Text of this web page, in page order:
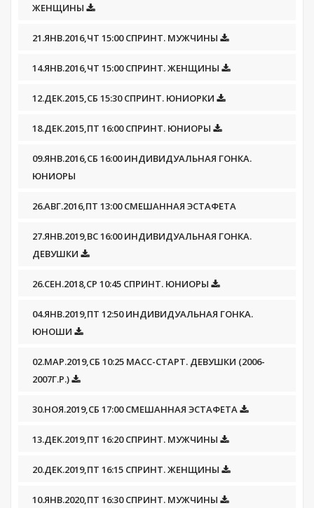
ЖЕНЩИНЫ
21.ЯНВ.2016,ЧТ 15:00 СПРИНТ. МУЖЧИНЫ
14.ЯНВ.2016,ЧТ 15:00 СПРИНТ. ЖЕНЩИНЫ
12.ДЕК.2015,СБ 15:30 СПРИНТ. ЮНИОРКИ
18.ДЕК.2015,ПТ 16:00 СПРИНТ. ЮНИОРЫ
09.ЯНВ.2016,СБ 16:00 ИНДИВИДУАЛЬНАЯ ГОНКА.
ЮНИОРЫ
26.АВГ.2016,ПТ 13:00 СМЕШАННАЯ ЭСТАФЕТА
27.ЯНВ.2019,ВС 16:00 ИНДИВИДУАЛЬНАЯ ГОНКА.
ДЕВУШКИ
26.СЕН.2018,СР 10:45 СПРИНТ. ЮНИОРЫ
04.ЯНВ.2019,ПТ 12:50 ИНДИВИДУАЛЬНАЯ ГОНКА.
ЮНОШИ
02.МАР.2019,СБ 10:25 МАСС-СТАРТ. ДЕВУШКИ (2006-
2007Г.Р.)
30.НОЯ.2019,СБ 17:00 СМЕШАННАЯ ЭСТАФЕТА
13.ДЕК.2019,ПТ 16:20 СПРИНТ. МУЖЧИНЫ
20.ДЕК.2019,ПТ 16:15 СПРИНТ. ЖЕНЩИНЫ
10.ЯНВ.2020,ПТ 16:30 СПРИНТ. МУЖЧИНЫ